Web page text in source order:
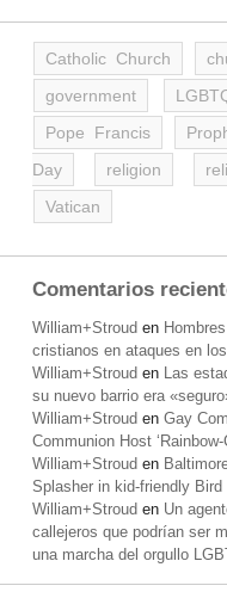
Catholic Church
government
Pope Francis
Day
religion
Vatican
Comentarios
William+Stroud en
cristianos en ataques en
William+Stroud en Las
su nuevo barrio era
William+Stroud en Gay
Communion Host
William+Stroud en
Splasher in kid-friendly
William+Stroud en Un
callejeros que podrían ser
una marcha del orgullo